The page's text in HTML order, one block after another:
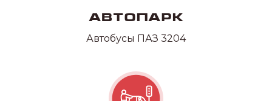
Автопарк
Автобусы ПАЗ 3204